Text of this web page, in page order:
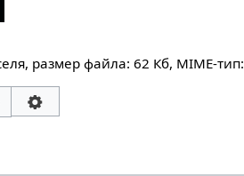
размер файла: 62 Кб, MIME-тип: